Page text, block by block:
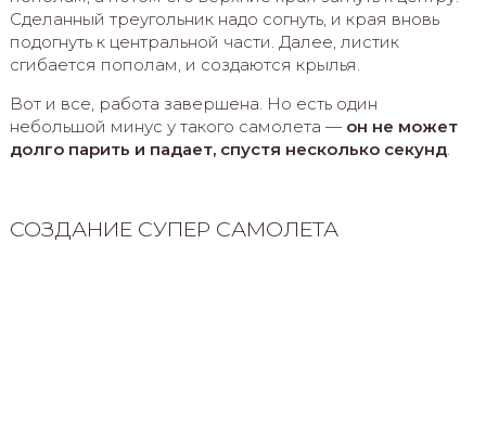
Сделанный треугольник надо согнуть, и края вновь
подогнуть к центральной части. Далее, листик
сгибается пополам, и создаются крылья.
Вот и все, работа завершена. Но есть один
небольшой минус у такого самолета — он не может
долго парить и падает, спустя несколько секунд.
СОЗДАНИЕ СУПЕР САМОЛЕТА